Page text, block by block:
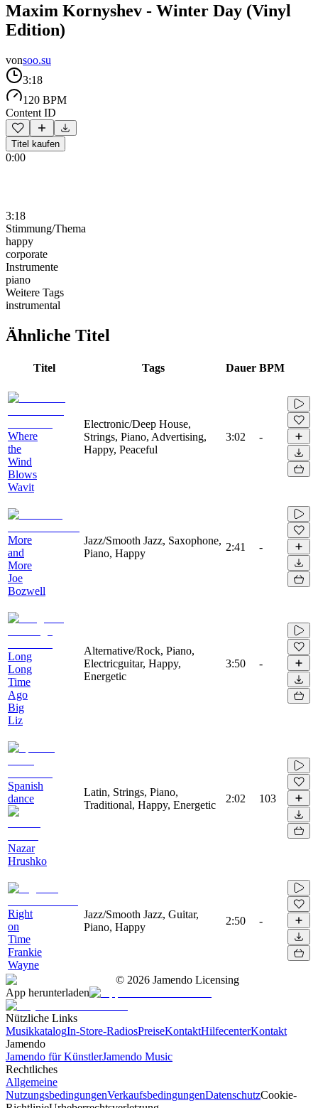
Maxim Kornyshev - Winter Day (Vinyl
Edition)
vonsoo.su
3:18
120 BPM
Content ID
Titel kaufen
0:00
3:18
Stimmung/Thema
happy
corporate
Instrumente
piano
Weitere Tags
instrumental
Ähnliche Titel
Titel Tags Dauer BPM
Where
the
Wind
Blows
Wavit
Electronic/Deep House,
Strings, Piano, Advertising,
Happy, Peaceful
3:02 -
More
and
More
Joe
Bozwell
Jazz/Smooth Jazz, Saxophone,
Piano, Happy
2:41 -
Long
Long
Time
Ago
Big
Liz
Alternative/Rock, Piano,
Electricguitar, Happy,
Energetic
3:50 -
Spanish
dance
Nazar
Hrushko
Latin, Strings, Piano,
Traditional, Happy, Energetic
2:02 103
Right
on
Time
Frankie
Wayne
Jazz/Smooth Jazz, Guitar,
Piano, Happy
2:50 -
© 2026 Jamendo Licensing
App herunterladen
Nützliche Links
MusikkatalogIn-Store-RadiosPreiseKontaktHilfecenterKontakt
Jamendo
Jamendo für KünstlerJamendo Music
Rechtliches
Allgemeine
NutzungsbedingungenVerkaufsbedingungenDatenschutzCookie-